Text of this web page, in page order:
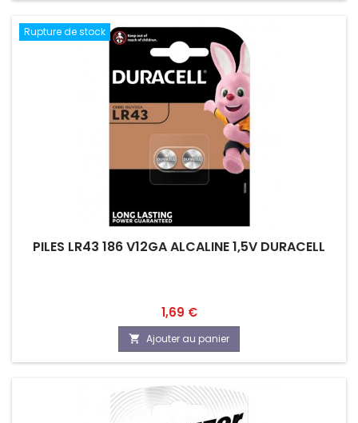
Rupture de stock
PILES LR43 186 V12GA ALCALINE 1,5V DURACELL
Prix
1,69 €
 Ajouter au panier